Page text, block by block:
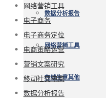
数据分析报告
网络营销工具
在线生意其他
网络营销工具
电子商务
电子商务定位
电商策略运营
营销文案研究
移动社交电商
数据分析报告